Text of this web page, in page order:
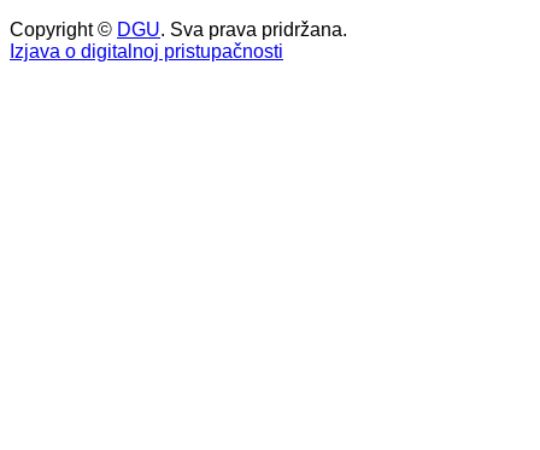
Copyright © DGU. Sva prava pridržana.
Izjava o digitalnoj pristupačnosti